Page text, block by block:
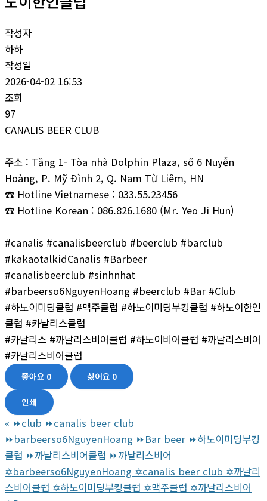
작성자
하하
작성일
2026-04-02 16:53
조회
97
CANALIS BEER CLUB
주소 : Tầng 1- Tòa nhà Dolphin Plaza, số 6 Nuyễn
Hoàng, P. Mỹ Đình 2, Q. Nam Từ Liêm, HN
☎ Hotline Vietnamese : 033.55.23456
☎ Hotline Korean : 086.826.1680 (Mr. Yeo Ji Hun)
#canalis #canalisbeerclub #beerclub #barclub
#kakaotalkidCanalis #Barbeer
#canalisbeerclub #sinhnhat
#barbeerso6NguyenHoang #beerclub #Bar #Club
#하노이미딩클럽 #맥주클럽 #하노이미딩부킹클럽 #하노이한인
클럽 #카날리스클럽
#카날리스 #까날리스비어클럽 #하노이비어클럽 #까날리스비어
#카날리스비어클럽
좋아요 0 싫어요 0
인쇄
« ⏩club ⏩canalis beer club
⏩barbeerso6NguyenHoang ⏩Bar beer ⏩하노이미딩부킹
클럽 ⏩까날리스비어클럽 ⏩까날리스비어
✡️barbeerso6NguyenHoang ✡️canalis beer club ✡️까날리
스비어클럽 ✡️하노이미딩부킹클럽 ✡️맥주클럽 ✡️까날리스비어